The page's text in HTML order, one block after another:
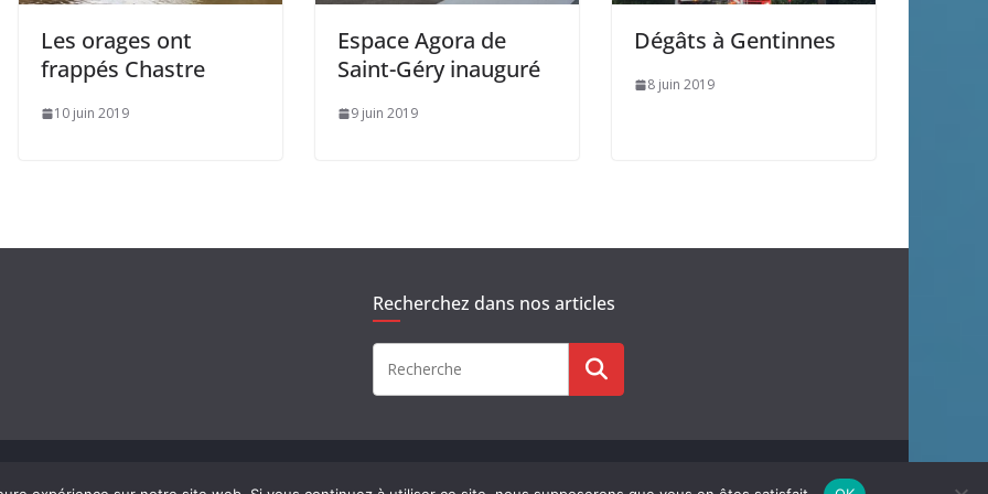
Les orages ont
frappés Chastre
10 juin 2019
Espace Agora de
Saint-Géry inauguré
9 juin 2019
Dégâts à Gentinnes
8 juin 2019
Recherchez dans nos articles